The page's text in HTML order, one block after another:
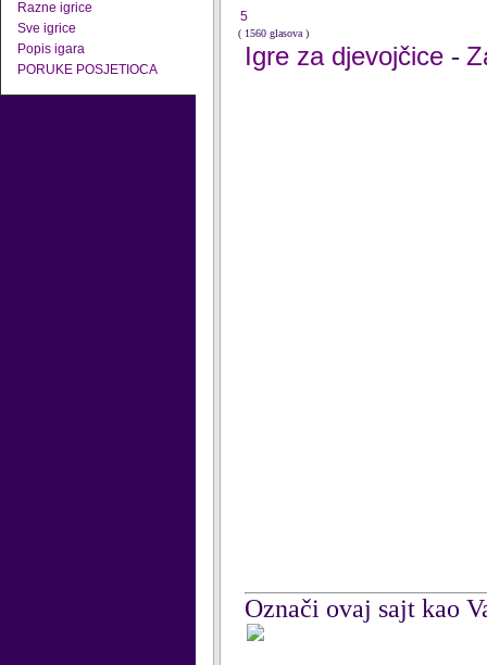
Razne igrice
Sve igrice
Popis igara
PORUKE POSJETIOCA
5
( 1560 glasova )
Igre za djevojčice -
Označi ovaj sajt kao